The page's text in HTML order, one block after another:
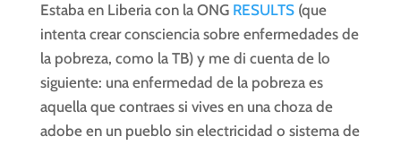
Estaba en Liberia con la ONG RESULTS(que
intenta crear consciencia sobre enfermedades de
la pobreza, como la TB) y me di cuenta de lo
siguiente: una enfermedad de la pobreza es
aquella que contraes si vives en una choza de
adobe en un pueblo sin electricidad o sistema de